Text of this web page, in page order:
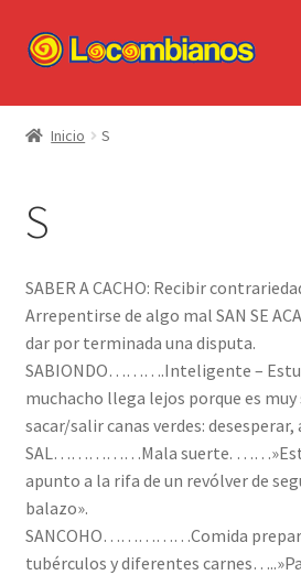
Ir
a
navegación
Ir
al
Locombianos
El Chuzo
Camisetas
Stickers
Ayuda al Cliente
Inicio S
S
SABER A CACHO: Recibir
Arrepentirse de algo mal SAN SE
dar por terminada una disputa.
SABIONDO……….Inteligente –
muchacho llega lejos porque es muy
sacar/salir canas verdes: desesperar,
SAL……………Mala suerte.
apunto a la rifa de un revólver de
balazo».
SANCOHO……………Comida
tubérculos y diferentes